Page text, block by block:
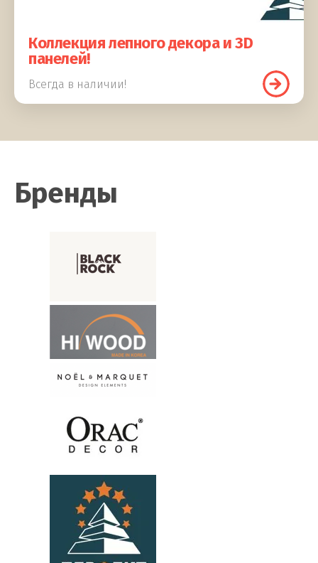
Коллекция лепного декора и 3D
панелей!
Всегда в наличии!
Бренды